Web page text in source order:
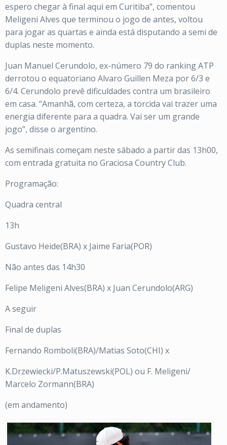
espero chegar à final aqui em Curitiba”, comentou
Meligeni Alves que terminou o jogo de antes, voltou
para jogar as quartas e ainda está disputando a semi de
duplas neste momento.
Juan Manuel Cerundolo, ex-número 79 do ranking ATP
derrotou o equatoriano Alvaro Guillen Meza por 6/3 e
6/4. Cerundolo prevê dificuldades contra um brasileiro
em casa. “Amanhã, com certeza, a torcida vai trazer uma
energia diferente para a quadra. Vai ser um grande
jogo”, disse o argentino.
As semifinais começam neste sábado a partir das 13h00,
com entrada gratuita no Graciosa Country Club.
Programação:
Quadra central
13h
Gustavo Heide(BRA) x Jaime Faria(POR)
Não antes das 14h30
Felipe Meligeni Alves(BRA) x Juan Cerundolo(ARG)
A seguir
Final de duplas
Fernando Romboli(BRA)/Matias Soto(CHI) x
K.Drzewiecki/P.Matuszewski(POL) ou F. Meligeni/
Marcelo Zormann(BRA)
(em andamento)